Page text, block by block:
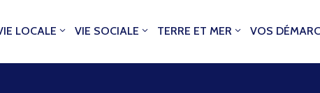
LOCALE VIE SOCIALE TERRE ET MER VOS